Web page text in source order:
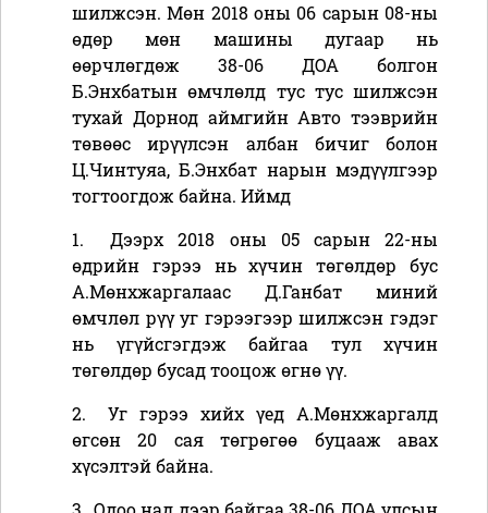
шилжсэн. Мөн 2018 оны 06 сарын 08-ны
өдөр мөн машины дугаар нь
өөрчлөгдөж 38-06 ДОА болгон
Б.Энхбатын өмчлөлд тус тус шилжсэн
тухай Дорнод аймгийн Авто тээврийн
төвөөс ирүүлсэн албан бичиг болон
Ц.Чинтуяа, Б.Энхбат нарын мэдүүлгээр
тогтоогдож байна. Иймд
1.
Дээрх 2018 оны 05 сарын 22-ны
өдрийн гэрээ нь хүчин төгөлдөр бус
А.Мөнхжаргалаас Д.Ганбат миний
өмчлөл рүү уг гэрээгээр шилжсэн гэдэг
нь үгүйсгэгдэж байгаа тул хүчин
төгөлдөр бусад тооцож өгнө үү.
2.
Уг гэрээ хийх үед А.Мөнхжаргалд
өгсөн 20 сая төгрөгөө буцааж авах
хүсэлтэй байна.